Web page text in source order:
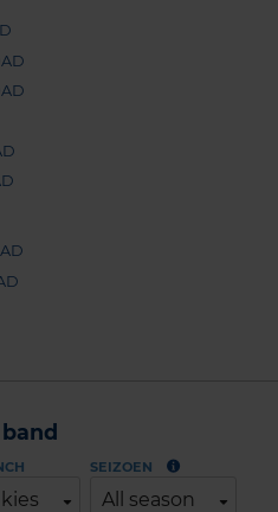
kies
SEIZOEN
All season